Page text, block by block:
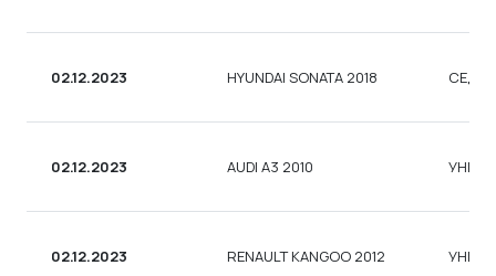
02.12.2023 HYUNDAI SONATA 2018 СЕДАН
02.12.2023 AUDI A3 2010
02.12.2023 RENAULT KANGOO 2012